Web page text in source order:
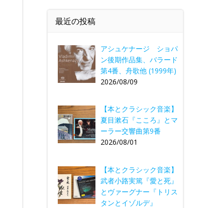
最近の投稿
アシュケナージ ショパ
ン後期作品集、バラード
第4番、舟歌他 (1999年)
2026/08/09
【本とクラシック音楽】
夏目漱石『こころ』とマ
ーラー交響曲第9番
2026/08/01
【本とクラシック音楽】
武者小路実篤『愛と死』
とヴァーグナー『トリス
タンとイゾルデ』